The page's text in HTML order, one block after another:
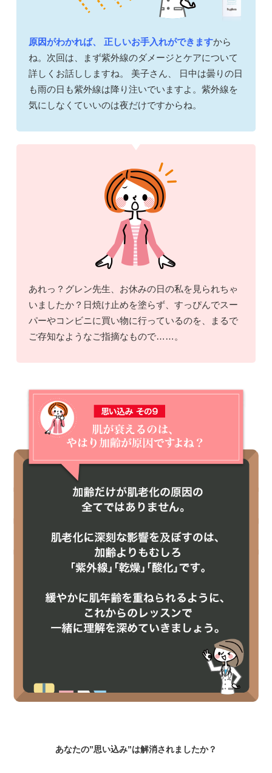
原因がわかれば、 正しいお手入れができますから
ね。次回は、まず紫外線のダメージとケアについて
詳しくお話ししますね。 美子さん、 日中は曇りの日
も雨の日も紫外線は降り注いでいますよ。紫外線を
気にしなくていいのは夜だけですからね。
あれっ？グレン先生、お休みの日の私を見られちゃ
いましたか？日焼け止めを塗らず、すっぴんでスー
パーやコンビニに買い物に行っているのを、まるで
ご存知なようなご指摘なもので……。
あなたの”思い込み”は解消されましたか？